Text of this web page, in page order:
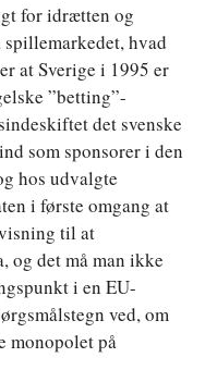
for idrætten og
hvad
at Sverige i 1995 er
”betting”-
det svenske
som sponsorer i den
hos udvalgte
i første omgang at
til at
og det må man ikke
i en EU-
ved, om
monopolet på